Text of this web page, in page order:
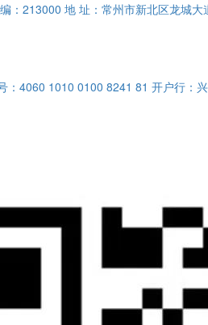
：213000 地 址：常州市新北区龙城
：4060 1010 0100 8241 81 开户行：